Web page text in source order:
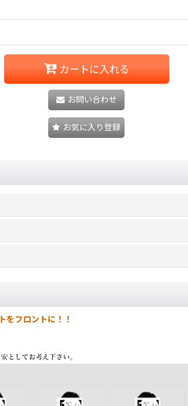
カートに入れる
お問い合わせ
お気に入り登録
フロントに！！